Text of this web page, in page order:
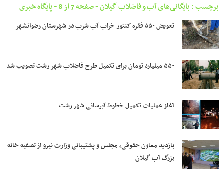
برچسب : بایگانی‌های آب و فاضلاب گیلان - صفحه 7 از 8 - پایگاه خبری
رشتستان
تعویض ۵۵۰ فقره کنتور خراب آب شرب در شهرستان رضوانشهر
۵۵۰ میلیارد تومان برای تکمیل طرح فاضلاب شهر رشت تصویب شد
آغاز عملیات تکمیل خطوط آبرسانی شهر رشت
بازدید معاون حقوقی، مجلس و پشتیبانی وزارت نیرو از تصفیه خانه
بزرگ آب گیلان